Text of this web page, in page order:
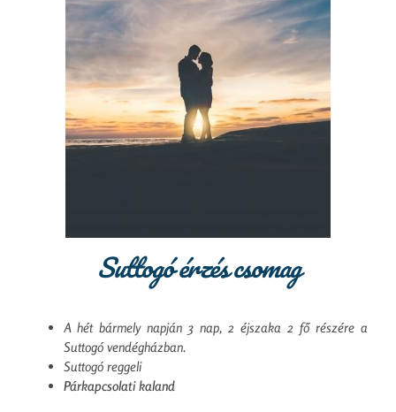
Suttogó érzés csomag
A hét bármely napján 3 nap, 2 éjszaka 2 fő részére a
Suttogó vendégházban.
Suttogó reggeli
Párkapcsolati kaland